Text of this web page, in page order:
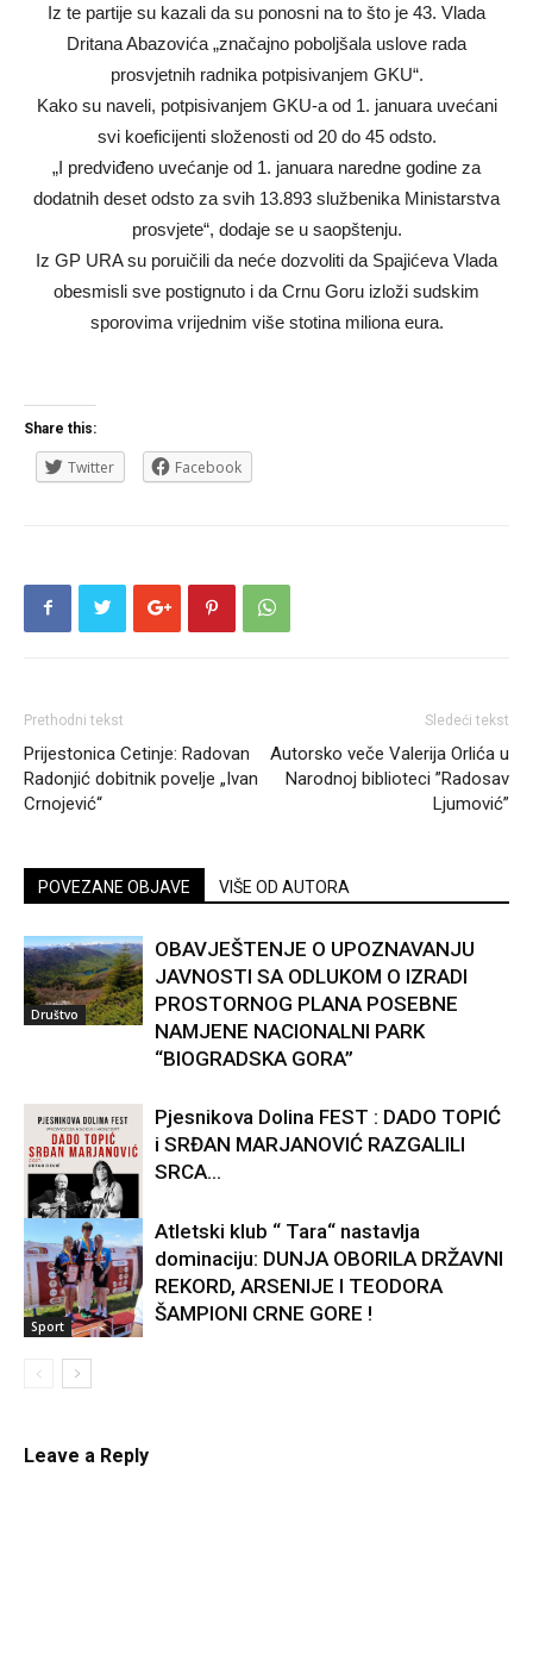
Iz te partije su kazali da su ponosni na to što je 43. Vlada
Dritana Abazovića „značajno poboljšala uslove rada
prosvjetnih radnika potpisivanjem GKU“.
Kako su naveli, potpisivanjem GKU-a od 1. januara uvećani
svi koeficijenti složenosti od 20 do 45 odsto.
„I predviđeno uvećanje od 1. januara naredne godine za
dodatnih deset odsto za svih 13.893 službenika Ministarstva
prosvjete“, dodaje se u saopštenju.
Iz GP URA su poruičili da neće dozvoliti da Spajićeva Vlada
obesmisli sve postignuto i da Crnu Goru izloži sudskim
sporovima vrijednim više stotina miliona eura.
Share this:
Twitter Facebook
Prethodni tekst
Prijestonica Cetinje: Radovan
Radonjić dobitnik povelje „Ivan
Crnojević“
Sledeći tekst
Autorsko veče Valerija Orlića u
Narodnoj biblioteci ”Radosav
Ljumović”
POVEZANE OBJAVE VIŠE OD AUTORA
Društvo
OBAVJEŠTENJE O UPOZNAVANJU
JAVNOSTI SA ODLUKOM O IZRADI
PROSTORNOG PLANA POSEBNE
NAMJENE NACIONALNI PARK
“BIOGRADSKA GORA”
Kultura
Pjesnikova Dolina FEST : DADO TOPIĆ
i SRĐAN MARJANOVIĆ RAZGALILI
SRCA...
Sport
Atletski klub “ Tara“ nastavlja
dominaciju: DUNJA OBORILA DRŽAVNI
REKORD, ARSENIJE I TEODORA
ŠAMPIONI CRNE GORE !
Leave a Reply